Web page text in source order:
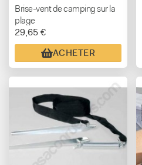
Brise-vent de camping sur la
plage
29,65 €
ACHETER